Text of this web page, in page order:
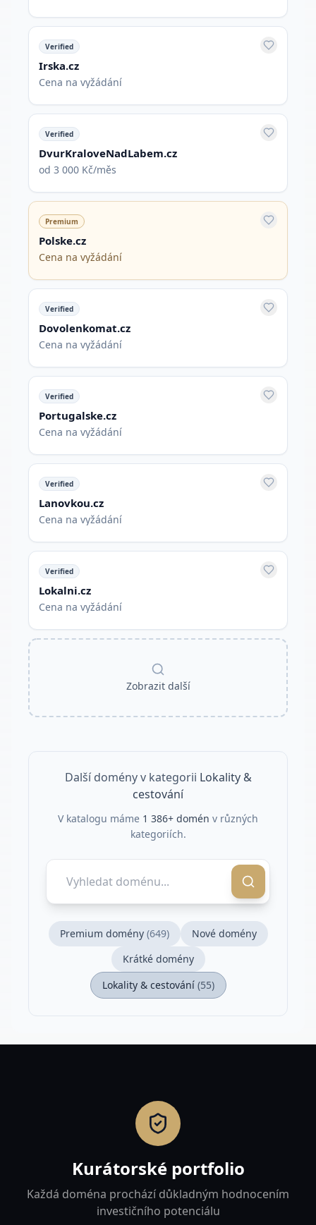
Verified
Irska.cz
Cena na vyžádání
Verified
DvurKraloveNadLabem.cz
od 3 000 Kč/měs
Premium
Polske.cz
Cena na vyžádání
Verified
Dovolenkomat.cz
Cena na vyžádání
Verified
Portugalske.cz
Cena na vyžádání
Verified
Lanovkou.cz
Cena na vyžádání
Verified
Lokalni.cz
Cena na vyžádání
Zobrazit další
Další domény v kategorii Lokality &
cestování
V katalogu máme 1 386+ domén v různých
kategoriích.
Premium domény (649)
Nové domény
Krátké domény
Lokality & cestování (55)
Kurátorské portfolio
Každá doména prochází důkladným hodnocením
investičního potenciálu